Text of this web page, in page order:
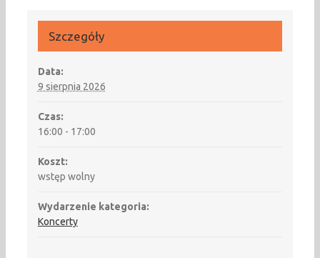
Szczegóły
Data:
9 sierpnia 2026
Czas:
16:00 - 17:00
Koszt:
wstęp wolny
Wydarzenie kategoria:
Koncerty